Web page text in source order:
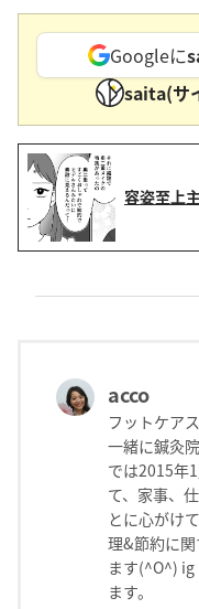
Googleに
saita(サ
容姿至上
acco
フットケア
一緒に鍼灸
では2015年
て、家事、
とに心がけ
理&節約に
ます(^O^)
ます。